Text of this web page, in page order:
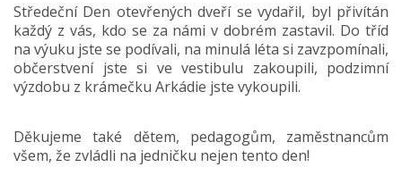
Středeční Den otevřených dveří se vydařil, byl přivítán
každý z vás, kdo se za námi v dobrém zastavil. Do tříd
na výuku jste se podívali, na minulá léta si zavzpomínali,
občerstvení jste si ve vestibulu zakoupili, podzimní
výzdobu z krámečku Arkádie jste vykoupili.
Děkujeme také dětem, pedagogům, zaměstnancům
všem, že zvládli na jedničku nejen tento den!